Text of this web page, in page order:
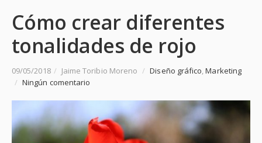
Cómo crear diferentes
tonalidades de rojo
09/05/2018 / Jaime Toribio Moreno / Diseño gráfico,Marketing
/ Ningún comentario